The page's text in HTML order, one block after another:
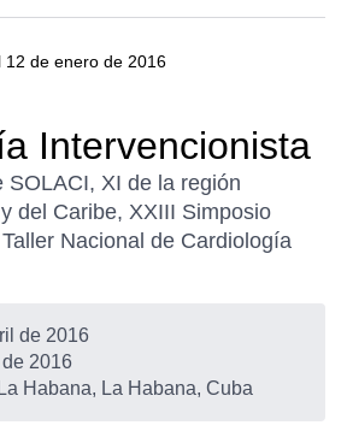
12 de enero de 2016
Intervencionista
SOLACI, XI de la región
del Caribe, XXIII Simposio
Nacional de Cardiología
de 2016
2016
La Habana, La Habana, Cuba